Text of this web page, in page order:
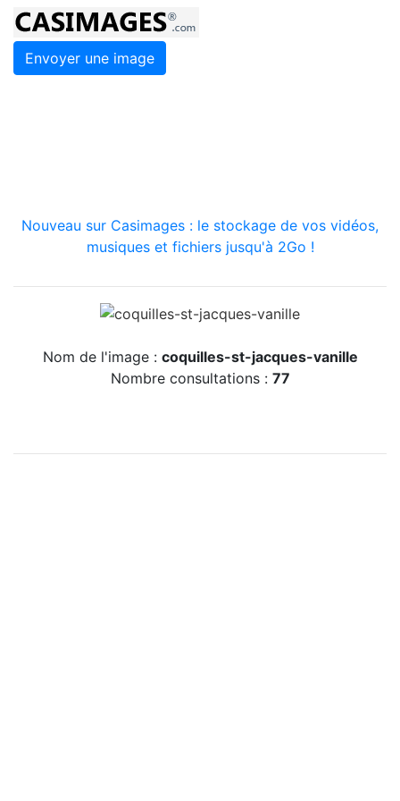
Envoyer une image
Nouveau sur Casimages : le stockage de vos vidéos,
musiques et fichiers jusqu'à 2Go !
Nom de l'image : coquilles-st-jacques-vanille
Nombre consultations : 77